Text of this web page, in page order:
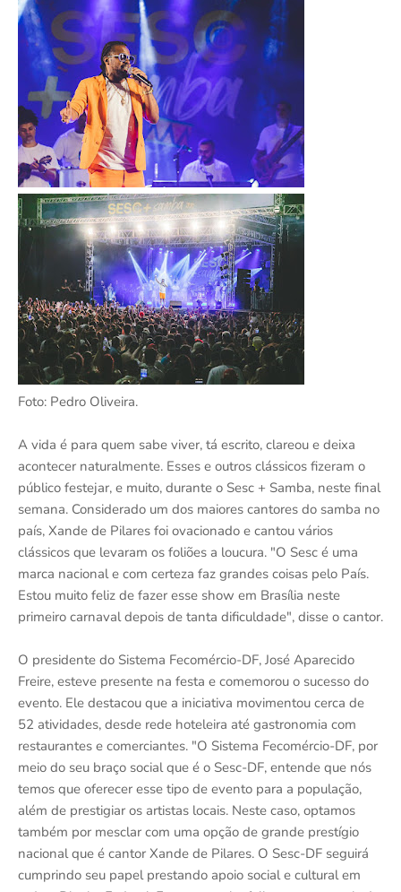
Foto: Pedro Oliveira.
A vida é para quem sabe viver, tá escrito, clareou e deixa
acontecer naturalmente. Esses e outros clássicos fizeram o
público festejar, e muito, durante o Sesc + Samba, neste final
semana. Considerado um dos maiores cantores do samba no
país, Xande de Pilares foi ovacionado e cantou vários
clássicos que levaram os foliões a loucura. "O Sesc é uma
marca nacional e com certeza faz grandes coisas pelo País.
Estou muito feliz de fazer esse show em Brasília neste
primeiro carnaval depois de tanta dificuldade", disse o cantor.
O presidente do Sistema Fecomércio-DF, José Aparecido
Freire, esteve presente na festa e comemorou o sucesso do
evento. Ele destacou que a iniciativa movimentou cerca de
52 atividades, desde rede hoteleira até gastronomia com
restaurantes e comerciantes. "O Sistema Fecomércio-DF, por
meio do seu braço social que é o Sesc-DF, entende que nós
temos que oferecer esse tipo de evento para a população,
além de prestigiar os artistas locais. Neste caso, optamos
também por mesclar com uma opção de grande prestígio
nacional que é cantor Xande de Pilares. O Sesc-DF seguirá
cumprindo seu papel prestando apoio social e cultural em